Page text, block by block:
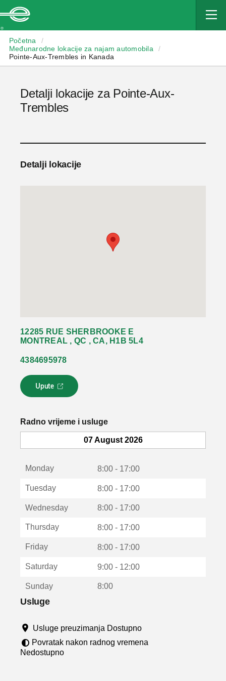
Početna
/
Međunarodne lokacije za najam automobila
/
Pointe-Aux-Trembles in Kanada
Detalji lokacije za Pointe-Aux-
Trembles
Detalji lokacije
12285 RUE SHERBROOKE E
MONTREAL , QC , CA, H1B 5L4
4384695978
Upute
L
i
k
o
u
u
Radno vrijeme i usluge
07 August 2026
Monday 8:00 - 17:00
Tuesday 8:00 - 17:00
Wednesday 8:00 - 17:00
Thursday 8:00 - 17:00
Friday 8:00 - 17:00
Saturday 9:00 - 12:00
Sunday 8:00
Usluge
Usluge preuzimanja Dostupno
Povratak nakon radnog vremena
Nedostupno